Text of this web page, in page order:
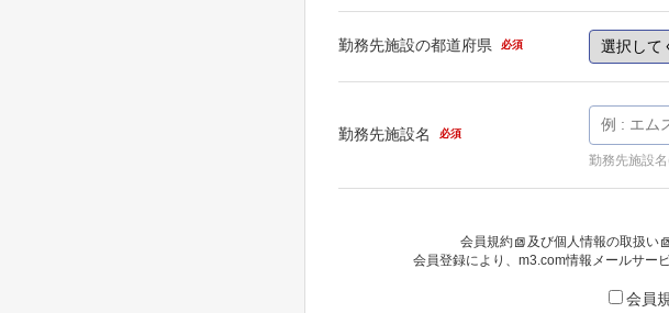
勤務先施設の都道府県 必須
勤務先施設名 必須
勤務先施設
会員規約 及び個人情報の取扱い
会員登録により、 m3.com情報メールサー
会員